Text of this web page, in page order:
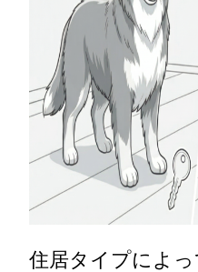
住居タイプによ